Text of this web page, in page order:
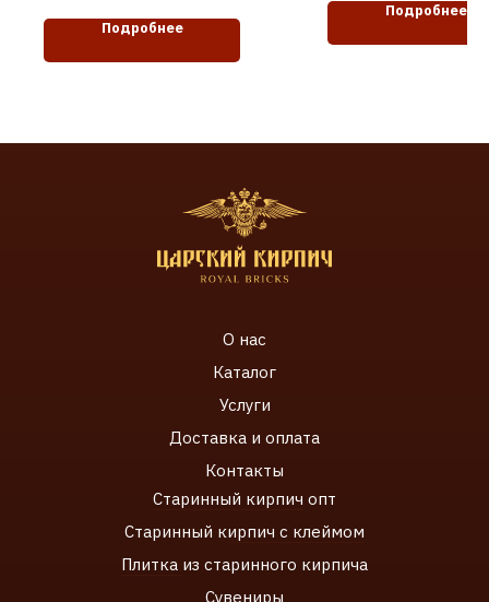
Подробнее
Подробнее
О нас
Каталог
Услуги
Доставка и оплата
Контакты
Старинный кирпич опт
Старинный кирпич с клеймом
Плитка из старинного кирпича
Сувениры